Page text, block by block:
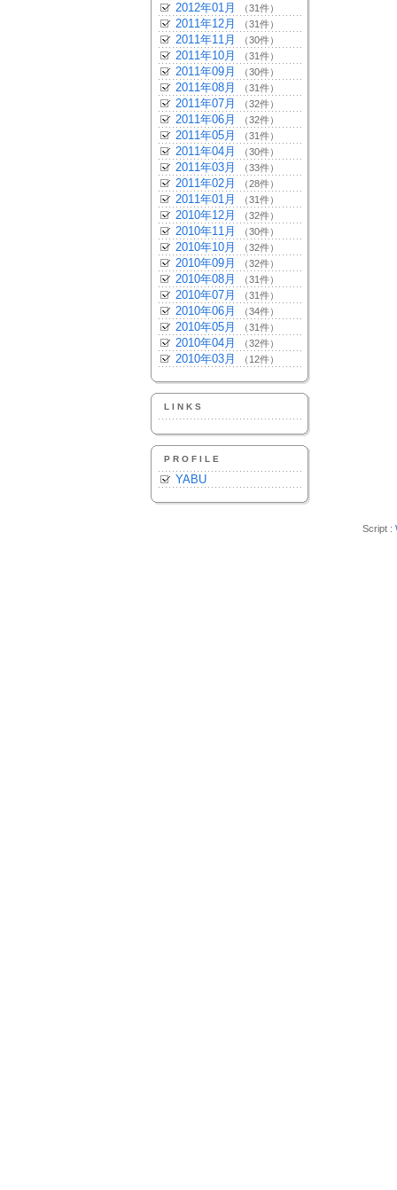
2012年01月 （31件）
2011年12月 （31件）
2011年11月 （30件）
2011年10月 （31件）
2011年09月 （30件）
2011年08月 （31件）
2011年07月 （32件）
2011年06月 （32件）
2011年05月 （31件）
2011年04月 （30件）
2011年03月 （33件）
2011年02月 （28件）
2011年01月 （31件）
2010年12月 （32件）
2010年11月 （30件）
2010年10月 （32件）
2010年09月 （32件）
2010年08月 （31件）
2010年07月 （31件）
2010年06月 （34件）
2010年05月 （31件）
2010年04月 （32件）
2010年03月 （12件）
LINKS
PROFILE
YABU
Script :